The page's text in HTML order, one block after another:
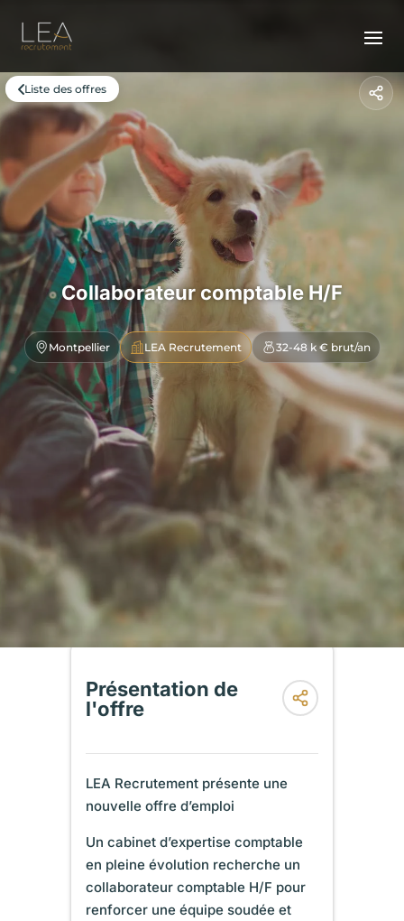
Liste des offres
Collaborateur comptable H/F
Montpellier LEA Recrutement 32-48 k € brut/an
Présentation de
l'offre
LEA Recrutement présente une
nouvelle offre d’emploi
Un cabinet d’expertise comptable
en pleine évolution recherche un
collaborateur comptable H/F pour
renforcer une équipe soudée et